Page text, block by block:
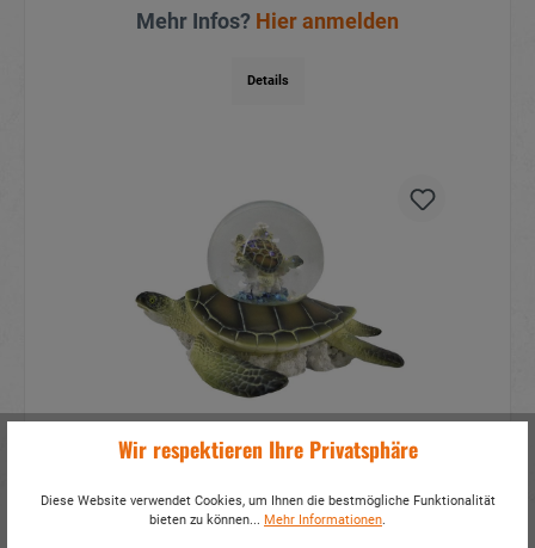
Mehr Infos? Hier anmelden
Details
Glitzerkugel Schildkröte auf
Schildkröte aus Poly 10x9x7cm
Artikelnummer:18498
Wir respektieren Ihre Privatsphäre
Diese Website verwendet Cookies, um Ihnen die bestmögliche Funktionalität
bieten zu können... Mehr Informationen.